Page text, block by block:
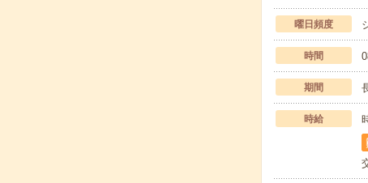
曜日頻度
時間
期間
時給